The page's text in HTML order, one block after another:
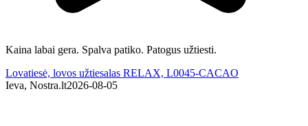
Kaina labai gera. Spalva patiko. Patogus užtiesti.
Lovatiesė, lovos užtiesalas RELAX, L0045-CACAO
Ieva, Nostra.lt2026-08-05